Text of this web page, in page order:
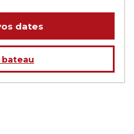
dates
bateau